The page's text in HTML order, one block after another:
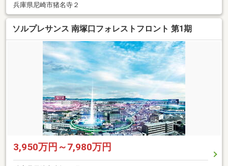
兵庫県尼崎市猪名寺２
ソルプレサンス 南塚口フォレストフロント 第1期
3,950万円～7,980万円